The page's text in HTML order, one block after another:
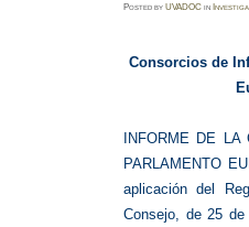
PostedbyUVADOC in
Consorcios de
INFORME DE
PARLAMENTO
aplicación del
Consejo, de 25